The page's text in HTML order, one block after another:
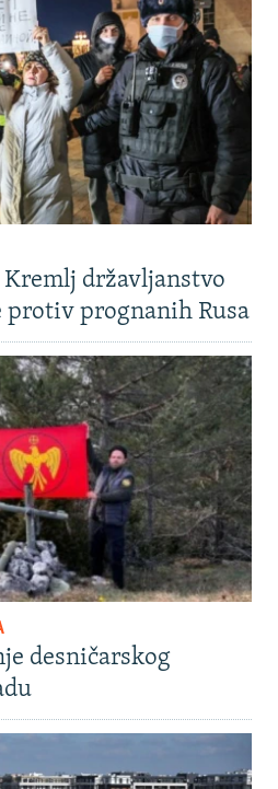
Kremlj državljanstvo
prognanih Rusa
desničarskog